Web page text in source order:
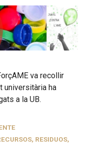
va recollir
universitària ha
a la UB.
, RESIDUOS,